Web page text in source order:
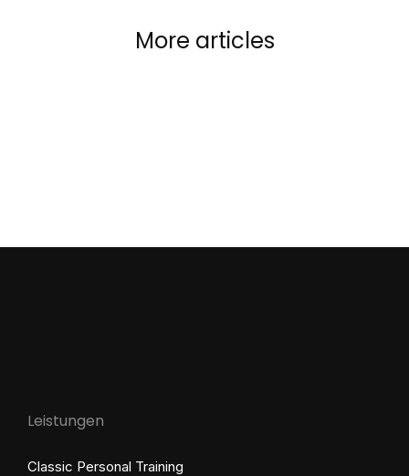
More articles
Leistungen
Classic Personal Training